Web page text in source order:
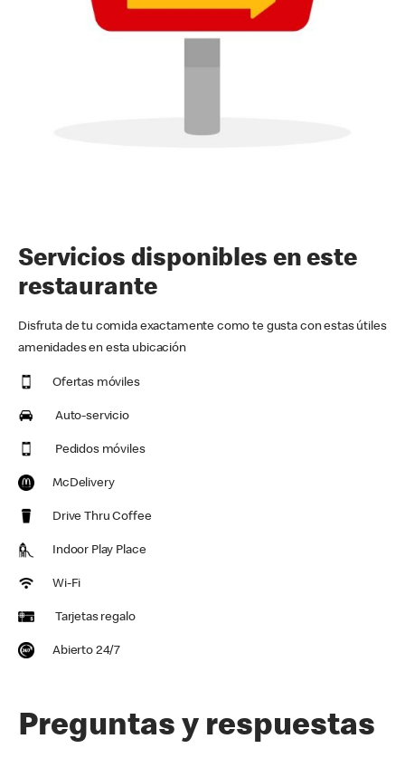
Servicios disponibles en este
restaurante
Disfruta de tu comida exactamente como te gusta con estas útiles
amenidades en esta ubicación
Ofertas móviles
Auto-servicio
Pedidos móviles
McDelivery
Drive Thru Coffee
Indoor Play Place
Wi-Fi
Tarjetas regalo
Abierto 24/7
Preguntas y respuestas